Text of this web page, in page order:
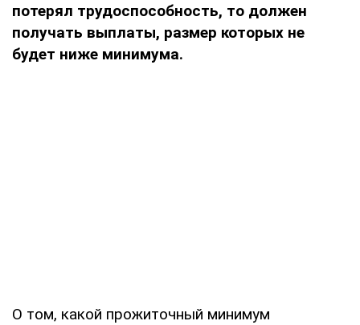
потерял трудоспособность, то должен
получать выплаты, размер которых не
будет ниже минимума.
О том, какой прожиточный минимум